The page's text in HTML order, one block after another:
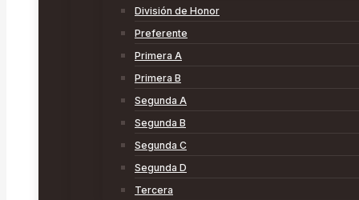
División de Honor
Preferente
Primera A
Primera B
Segunda A
Segunda B
Segunda C
Segunda D
Tercera